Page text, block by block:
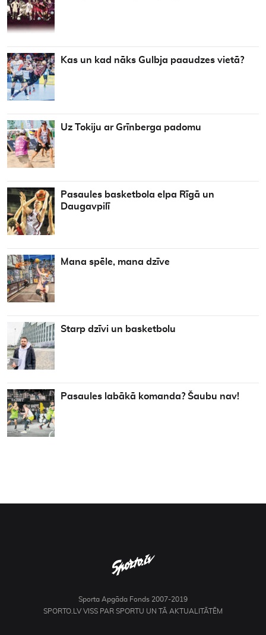
Kas un kad nāks Gulbja paaudzes vietā?
Uz Tokiju ar Grīnberga padomu
Pasaules basketbola elpa Rīgā un
Daugavpilī
Mana spēle, mana dzīve
Starp dzīvi un basketbolu
Pasaules labākā komanda? Šaubu nav!
Sporta Apgāda Fonds 2007-2019
SPORTO.LV VISS PAR SPORTU UN TĀ AKTUALITĀTĒM